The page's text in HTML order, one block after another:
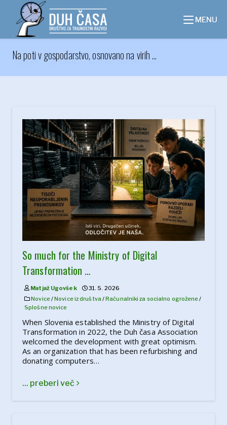
content
MENU
Na poti v gospodarstvo, osnovano na virih ...
So much for the Ministry of Digital
Transformation …
Matjaž Ugovšek
31. 5. 2026
Novice/Novice iz društva /Računalniki za socialno ogrožene/
Splošne novice
When Slovenia established the Ministry of Digital
Transformation in 2022, the Duh časa Association
welcomed the development with great optimism.
As an organization that has been refurbishing and
donating computers…
... preberi več